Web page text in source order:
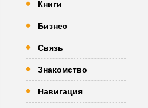
Книги
Бизнес
Связь
Знакомство
Навигация